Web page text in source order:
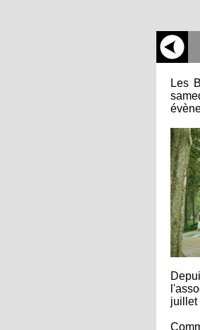
Les
juillet